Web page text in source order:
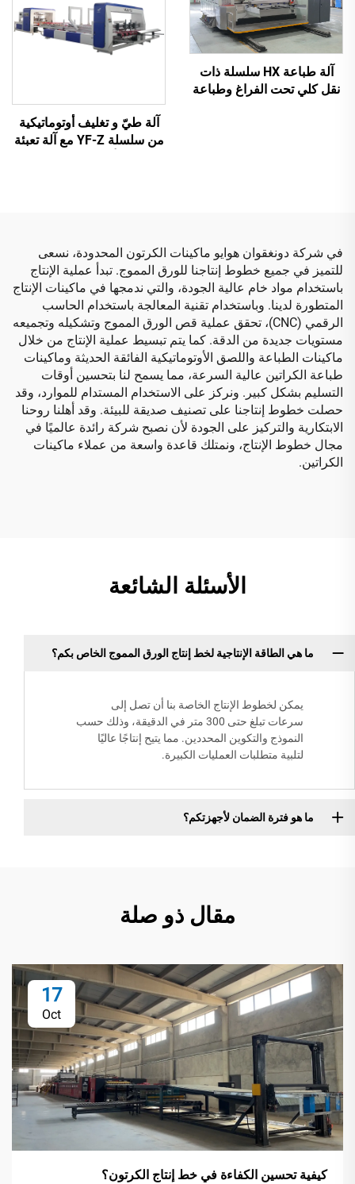
آلة طباعة HX سلسلة ذات
نقل كلي تحت الفراغ وطباعة
آلة طيّ و تغليف أوتوماتيكية
من سلسلة YF-Z مع آلة تعبئة
في شركة دونغقوان هوايو ماكينات الكرتون المحدودة، نسعى
للتميز في جميع خطوط إنتاجنا للورق المموج. تبدأ عملية الإنتاج
باستخدام مواد خام عالية الجودة، والتي ندمجها في ماكينات الإنتاج
المتطورة لدينا. وباستخدام تقنية المعالجة باستخدام الحاسب
الرقمي (CNC)، تحقق عملية قص الورق المموج وتشكيله وتجميعه
مستويات جديدة من الدقة. كما يتم تبسيط عملية الإنتاج من خلال
ماكينات الطباعة واللصق الأوتوماتيكية الفائقة الحديثة وماكينات
طباعة الكراتين عالية السرعة، مما يسمح لنا بتحسين أوقات
التسليم بشكل كبير. ونركز على الاستخدام المستدام للموارد، وقد
حصلت خطوط إنتاجنا على تصنيف صديقة للبيئة. وقد أهلنا روحنا
الابتكارية والتركيز على الجودة لأن نصبح شركة رائدة عالميًا في
مجال خطوط الإنتاج، ونمتلك قاعدة واسعة من عملاء ماكينات
الكراتين.
الأسئلة الشائعة
ما هي الطاقة الإنتاجية لخط إنتاج الورق المموج الخاص بكم؟
يمكن لخطوط الإنتاج الخاصة بنا أن تصل إلى
سرعات تبلغ حتى 300 متر في الدقيقة، وذلك حسب
النموذج والتكوين المحددين. مما يتيح إنتاجًا عاليًا
لتلبية متطلبات العمليات الكبيرة.
ما هو فترة الضمان لأجهزتكم؟
مقال ذو صلة
17
Oct
كيفية تحسين الكفاءة في خط إنتاج الكرتون؟